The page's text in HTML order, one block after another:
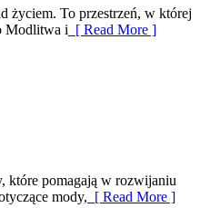
życiem. To przestrzeń, w której
Modlitwa i [ Read More ]
które pomagają w rozwijaniu
mody, [ Read More ]